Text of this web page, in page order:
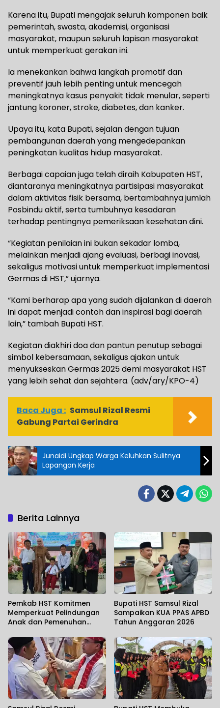
Karena itu, Bupati mengajak seluruh komponen baik
pemerintah, swasta, akademisi, organisasi
masyarakat, maupun seluruh lapisan masyarakat
untuk memperkuat gerakan ini.
Ia menekankan bahwa langkah promotif dan
preventif jauh lebih penting untuk mencegah
meningkatnya kasus penyakit tidak menular, seperti
jantung koroner, stroke, diabetes, dan kanker.
Upaya itu, kata Bupati, sejalan dengan tujuan
pembangunan daerah yang mengedepankan
peningkatan kualitas hidup masyarakat.
Berbagai capaian juga telah diraih Kabupaten HST,
diantaranya meningkatnya partisipasi masyarakat
dalam aktivitas fisik bersama, bertambahnya jumlah
Posbindu aktif, serta tumbuhnya kesadaran
terhadap pentingnya pemeriksaan kesehatan dini.
“Kegiatan penilaian ini bukan sekadar lomba,
melainkan menjadi ajang evaluasi, berbagi inovasi,
sekaligus motivasi untuk memperkuat implementasi
Germas di HST,” ujarnya.
“Kami berharap apa yang sudah dijalankan di daerah
ini dapat menjadi contoh dan inspirasi bagi daerah
lain,” tambah Bupati HST.
Kegiatan diakhiri doa dan pantun penutup sebagai
simbol kebersamaan, sekaligus ajakan untuk
menyukseskan Germas 2025 demi masyarakat HST
yang lebih sehat dan sejahtera. (adv/ary/KPO-4)
Baca Juga : Samsul Rizal Resmi
Gabung Partai Gerindra
Junaidi Ungkap Warga Keluhkan Sulitnya
Lapangan Kerja
Berita Lainnya
Pemkab HST Komitmen
Memperkuat Pelindungan
Anak dan Pemenuhan
Bupati HST Samsul Rizal
Sampaikan KUA PPAS APBD
Tahun Anggaran 2026